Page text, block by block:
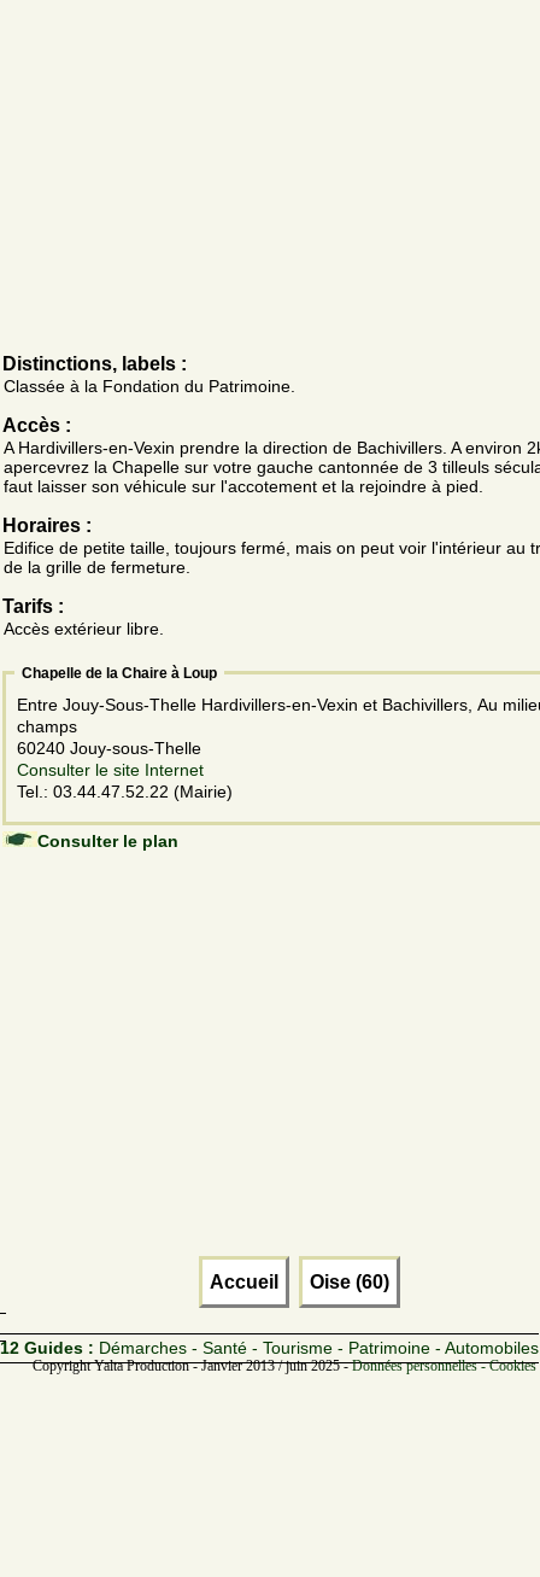
Distinctions, labels :
Classée à la Fondation du Patrimoine.
Accès :
A Hardivillers-en-Vexin prendre la direction de Bachivillers. A environ
apercevrez la Chapelle sur votre gauche cantonnée de 3 tilleuls
faut laisser son véhicule sur l'accotement et la rejoindre à pied.
Horaires :
Edifice de petite taille, toujours fermé, mais on peut voir l'intérieur au
de la grille de fermeture.
Tarifs :
Accès extérieur libre.
Chapelle de la Chaire à Loup
Entre Jouy-Sous-Thelle Hardivillers-en-Vexin et Bachivillers, Au
champs
60240 Jouy-sous-Thelle
Consulter le site Internet
Tel.: 03.44.47.52.22 (Mairie)
Consulter le plan
Accueil Oise (60)
12 Guides : Démarches - Santé - Tourisme - Patrimoine - Automobiles
Copyright Yalta Production - Janvier 2013 / juin 2025 -Données personnelles -